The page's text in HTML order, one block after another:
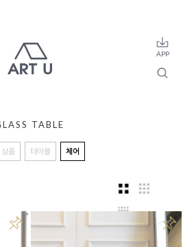
TABLE
상품 테이블 체어